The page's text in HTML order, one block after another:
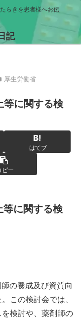
らきを患者様へお伝
記
厚生労働省
等に関する検
はてブ
ピー
等に関する検
の養成及び資質向
この検討会では、
検討や、薬剤師の